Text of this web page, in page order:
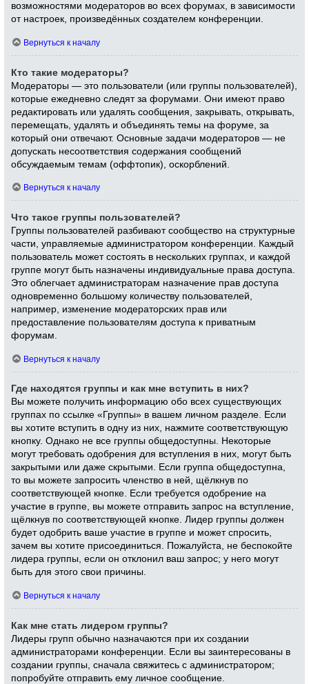
возможностями модераторов во всех форумах, в зависимости
от настроек, произведённых создателем конференции.
Вернуться к началу
Кто такие модераторы?
Модераторы — это пользователи (или группы пользователей),
которые ежедневно следят за форумами. Они имеют право
редактировать или удалять сообщения, закрывать, открывать,
перемещать, удалять и объединять темы на форуме, за
который они отвечают. Основные задачи модераторов — не
допускать несоответствия содержания сообщений
обсуждаемым темам (оффтопик), оскорблений.
Вернуться к началу
Что такое группы пользователей?
Группы пользователей разбивают сообщество на структурные
части, управляемые администратором конференции. Каждый
пользователь может состоять в нескольких группах, и каждой
группе могут быть назначены индивидуальные права доступа.
Это облегчает администраторам назначение прав доступа
одновременно большому количеству пользователей,
например, изменение модераторских прав или
предоставление пользователям доступа к приватным
форумам.
Вернуться к началу
Где находятся группы и как мне вступить в них?
Вы можете получить информацию обо всех существующих
группах по ссылке «Группы» в вашем личном разделе. Если
вы хотите вступить в одну из них, нажмите соответствующую
кнопку. Однако не все группы общедоступны. Некоторые
могут требовать одобрения для вступления в них, могут быть
закрытыми или даже скрытыми. Если группа общедоступна,
то вы можете запросить членство в ней, щёлкнув по
соответствующей кнопке. Если требуется одобрение на
участие в группе, вы можете отправить запрос на вступление,
щёлкнув по соответствующей кнопке. Лидер группы должен
будет одобрить ваше участие в группе и может спросить,
зачем вы хотите присоединиться. Пожалуйста, не беспокойте
лидера группы, если он отклонил ваш запрос; у него могут
быть для этого свои причины.
Вернуться к началу
Как мне стать лидером группы?
Лидеры групп обычно назначаются при их создании
администраторами конференции. Если вы заинтересованы в
создании группы, сначала свяжитесь с администратором;
попробуйте отправить ему личное сообщение.